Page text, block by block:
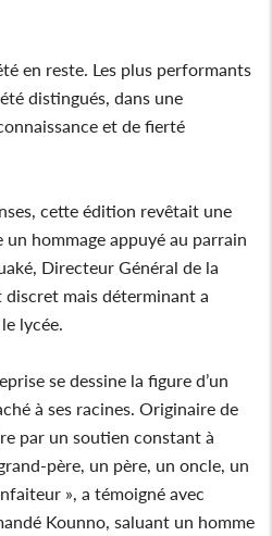
en reste. Les plus performants
distingués, dans une
et de fierté
cette édition revêtait une
hommage appuyé au parrain
Directeur Général de la
discret mais déterminant a
lycée.
se dessine la figure d’un
à ses racines. Originaire de
par un soutien constant à
père, un père, un oncle, un
», a témoigné avec
Kounno, saluant un homme